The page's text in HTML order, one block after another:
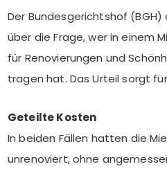
Der Bundesgerichtshof (BGH)
über die Frage, wer in einem
für Renovierungen und
tragen hat. Das Urteil sorgt
Geteilte Kosten
In beiden Fällen hatten die
unrenoviert, ohne